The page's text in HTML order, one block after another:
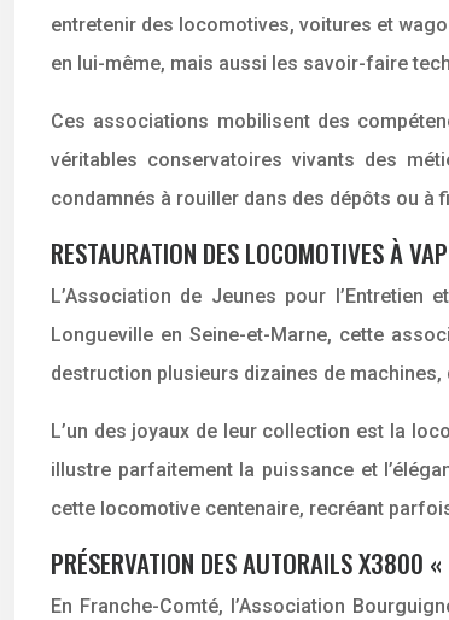
entretenir des locomotives, voitures et
en lui-même, mais aussi les savoir-faire
Ces associations mobilisent des
véritables conservatoires vivants des
condamnés à rouiller dans des dépôts ou à
RESTAURATION DES LOCOMOTIVES À
L’Association de Jeunes pour
Longueville en Seine-et-Marne, cette
destruction plusieurs dizaines de
L’un des joyaux de leur collection est la
illustre parfaitement la puissance et
cette locomotive centenaire, recréant
PRÉSERVATION DES AUTORAILS X3800
En Franche-Comté, l’Association